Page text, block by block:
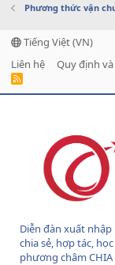
Phương thức vận
Tiếng Việt (VN)
Liên hệ
Quy định
R
Diễn đàn xuất
chia sẻ, hợp tác,
phương châm CHIA